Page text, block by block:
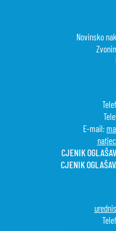
Novinsko
E-mail:
CJENIK
CJENIK